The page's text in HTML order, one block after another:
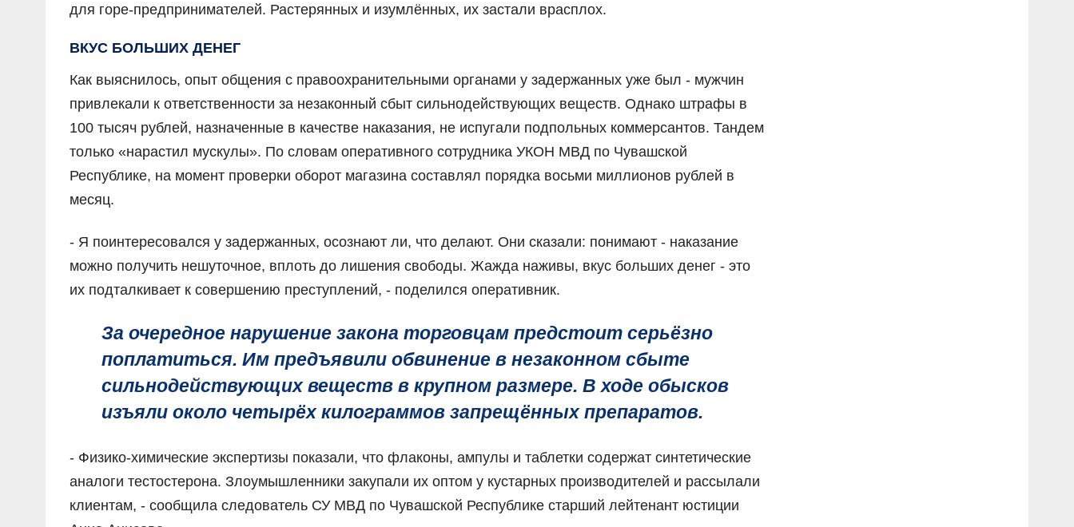
для горе-предпринимателей. Растерянных и изумлённых, их застали врасплох.
ВКУС БОЛЬШИХ ДЕНЕГ
Как выяснилось, опыт общения с правоохранительными органами у задержанных уже был - мужчин
привлекали к ответственности за незаконный сбыт сильнодействующих веществ. Однако штрафы в
100 тысяч рублей, назначенные в качестве наказания, не испугали подпольных коммерсантов. Тандем
только «нарастил мускулы». По словам оперативного сотрудника УКОН МВД по Чувашской
Республике, на момент проверки оборот магазина составлял порядка восьми миллионов рублей в
месяц.
- Я поинтересовался у задержанных, осознают ли, что делают. Они сказали: понимают - наказание
можно получить нешуточное, вплоть до лишения свободы. Жажда наживы, вкус больших денег - это
их подталкивает к совершению преступлений, - поделился оперативник.
За очередное нарушение закона торговцам предстоит серьёзно
поплатиться. Им предъявили обвинение в незаконном сбыте
сильнодействующих веществ в крупном размере. В ходе обысков
изъяли около четырёх килограммов запрещённых препаратов.
- Физико-химические экспертизы показали, что флаконы, ампулы и таблетки содержат синтетические
аналоги тестостерона. Злоумышленники закупали их оптом у кустарных производителей и рассылали
клиентам, - сообщила следователь СУ МВД по Чувашской Республике старший лейтенант юстиции